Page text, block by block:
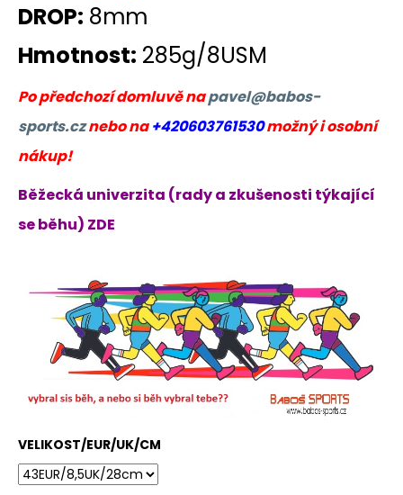
DROP: 8mm
Hmotnost: 285g/8USM
Po předchozí domluvě napavel@babos-
sports.cznebo na+420603761530možný i osobní
nákup!
Běžecká univerzita (rady a zkušenosti týkající
se běhu) ZDE
VELIKOST/EUR/UK/CM